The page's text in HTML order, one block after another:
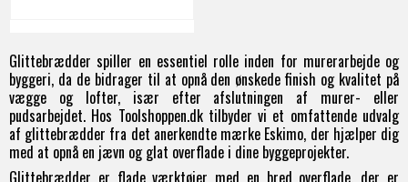
Glittebrædder spiller en essentiel rolle inden for murerarbejde og
byggeri, da de bidrager til at opnå den ønskede finish og kvalitet på
vægge og lofter, især efter afslutningen af murer- eller
pudsarbejdet. Hos Toolshoppen.dk tilbyder vi et omfattende udvalg
af glittebrædder fra det anerkendte mærke Eskimo, der hjælper dig
med at opnå en jævn og glat overflade i dine byggeprojekter.
Glittebrædder er flade værktøjer med en bred overflade, der er